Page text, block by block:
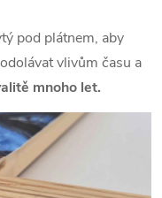
pod plátnem, aby
vlivům času a
mnoho let.